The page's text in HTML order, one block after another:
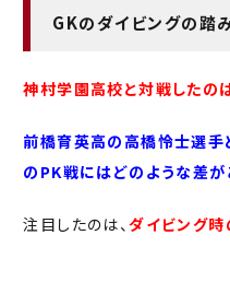
GKのダイビングの踏
神村学園高校と対戦したの
前橋育英高の高橋怜士選手
のPK戦にはどのような差が
注目したのは、ダイビング